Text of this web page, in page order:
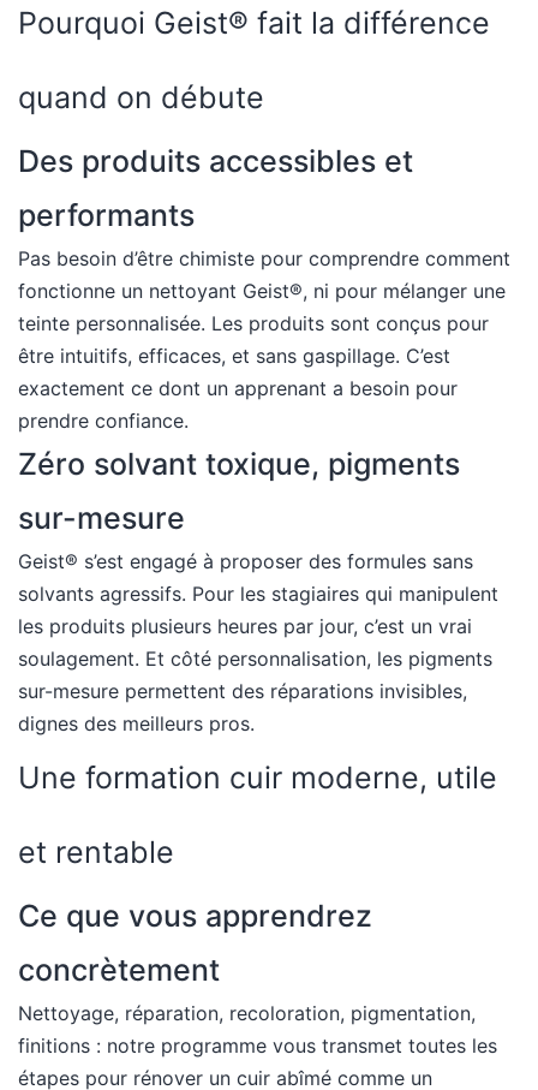
Pourquoi Geist® fait la différence
quand on débute
Des produits accessibles et
performants
Pas besoin d’être chimiste pour comprendre comment
fonctionne un nettoyant Geist®, ni pour mélanger une
teinte personnalisée. Les produits sont conçus pour
être intuitifs, efficaces, et sans gaspillage. C’est
exactement ce dont un apprenant a besoin pour
prendre confiance.
Zéro solvant toxique, pigments
sur-mesure
Geist® s’est engagé à proposer des formules sans
solvants agressifs. Pour les stagiaires qui manipulent
les produits plusieurs heures par jour, c’est un vrai
soulagement. Et côté personnalisation, les pigments
sur-mesure permettent des réparations invisibles,
dignes des meilleurs pros.
Une formation cuir moderne, utile
et rentable
Ce que vous apprendrez
concrètement
Nettoyage, réparation, recoloration, pigmentation,
finitions : notre programme vous transmet toutes les
étapes pour rénover un cuir abîmé comme un